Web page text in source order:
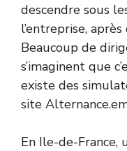
descendre sous
l’entreprise,
Beaucoup de
s’imaginent que
existe des
site
En Ile-de-France,